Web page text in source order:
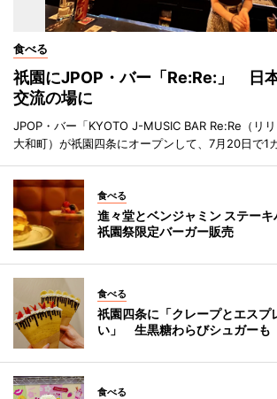
食べる
祇園にJPOP・バー「Re:Re:」 日
交流の場に
JPOP・バー「KYOTO J-MUSIC BAR Re:Re（リ
大和町）が祇園四条にオープンして、7月20日で1
食べる
進々堂とベンジャミン ステー
祇園祭限定バーガー販売
食べる
祇園四条に「クレープとエスプ
い」 生黒糖わらびシュガーも
食べる